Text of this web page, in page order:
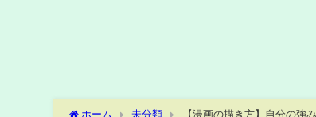
ホーム 未分類 【漫画の描き方】自分の強